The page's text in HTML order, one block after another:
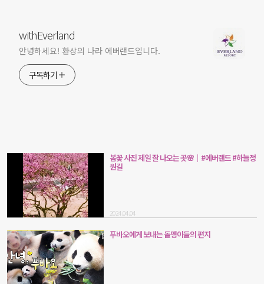
withEverland
안녕하세요! 환상의 나라 에버랜드입니다.
구독하기
봄꽃 사진 제일 잘 나오는 곳🌸｜#에버랜드 #하늘정
원길
2024.04.04
푸바오에게 보내는 돌멩이들의 편지